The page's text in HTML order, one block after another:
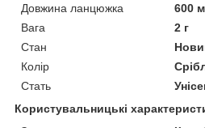
Довжина ланцюжка
600
Вага
2 г
Стан
Колір
Стать
Користувальницькі